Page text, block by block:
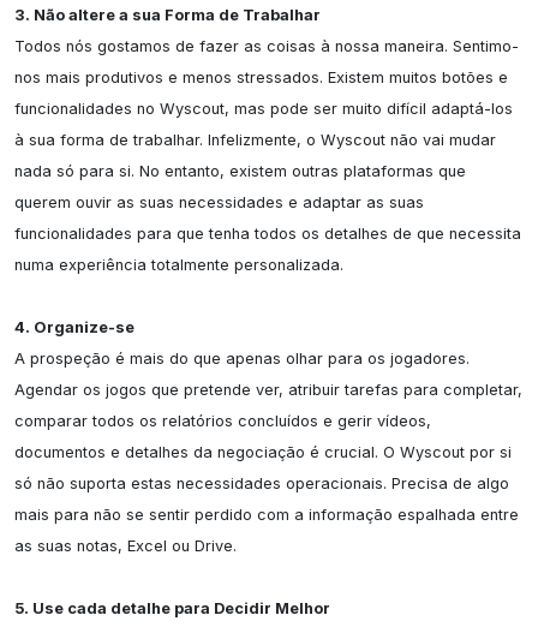
3. Não altere a sua Forma de Trabalhar
Todos nós gostamos de fazer as coisas à nossa maneira. Sentimo-
nos mais produtivos e menos stressados. Existem muitos botões e
funcionalidades no Wyscout, mas pode ser muito difícil adaptá-los
à sua forma de trabalhar. Infelizmente, o Wyscout não vai mudar
nada só para si. No entanto, existem outras plataformas que
querem ouvir as suas necessidades e adaptar as suas
funcionalidades para que tenha todos os detalhes de que necessita
numa experiência totalmente personalizada.
4. Organize-se
A prospeção é mais do que apenas olhar para os jogadores.
Agendar os jogos que pretende ver, atribuir tarefas para completar,
comparar todos os relatórios concluídos e gerir vídeos,
documentos e detalhes da negociação é crucial. O Wyscout por si
só não suporta estas necessidades operacionais. Precisa de algo
mais para não se sentir perdido com a informação espalhada entre
as suas notas, Excel ou Drive.
5. Use cada detalhe para Decidir Melhor